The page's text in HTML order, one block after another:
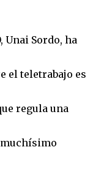
Unai Sordo, ha
el teletrabajo es
regula una